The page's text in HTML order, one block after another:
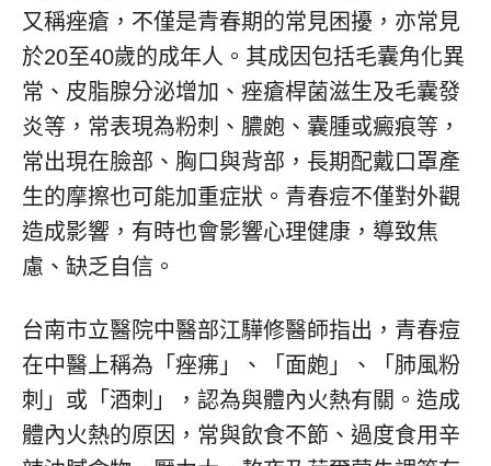
又稱痤瘡，不僅是青春期的常見困擾，亦常見
於20至40歲的成年人。其成因包括毛囊角化異
常、皮脂腺分泌增加、痤瘡桿菌滋生及毛囊發
炎等，常表現為粉刺、膿皰、囊腫或癜痕等，
常出現在臉部、胸口與背部，長期配戴口罩產
生的摩擦也可能加重症狀。青春痘不僅對外觀
造成影響，有時也會影響心理健康，導致焦
慮、缺乏自信。
台南市立醫院中醫部江驊修醫師指出，青春痘
在中醫上稱為「痤疿」、「面皰」、「肺風粉
刺」或「酒刺」，認為與體內火熱有關。造成
體內火熱的原因，常與飲食不節、過度食用辛